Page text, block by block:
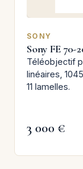
SONY
Sony FE 70-
Téléobjectif
linéaires,
11 lamelles.
3 000 €